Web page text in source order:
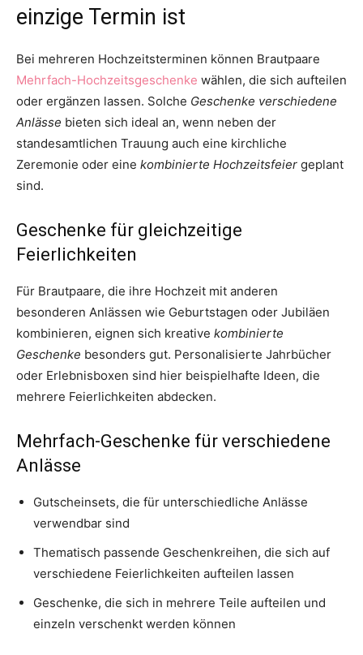
einzige Termin ist
Bei mehreren Hochzeitsterminen können Brautpaare
Mehrfach-Hochzeitsgeschenke wählen, die sich aufteilen
oder ergänzen lassen. Solche Geschenke verschiedene
Anlässe bieten sich ideal an, wenn neben der
standesamtlichen Trauung auch eine kirchliche
Zeremonie oder eine kombinierte Hochzeitsfeier geplant
sind.
Geschenke für gleichzeitige
Feierlichkeiten
Für Brautpaare, die ihre Hochzeit mit anderen
besonderen Anlässen wie Geburtstagen oder Jubiläen
kombinieren, eignen sich kreative kombinierte
Geschenke besonders gut. Personalisierte Jahrbücher
oder Erlebnisboxen sind hier beispielhafte Ideen, die
mehrere Feierlichkeiten abdecken.
Mehrfach-Geschenke für verschiedene
Anlässe
Gutscheinsets, die für unterschiedliche Anlässe
verwendbar sind
Thematisch passende Geschenkreihen, die sich auf
verschiedene Feierlichkeiten aufteilen lassen
Geschenke, die sich in mehrere Teile aufteilen und
einzeln verschenkt werden können